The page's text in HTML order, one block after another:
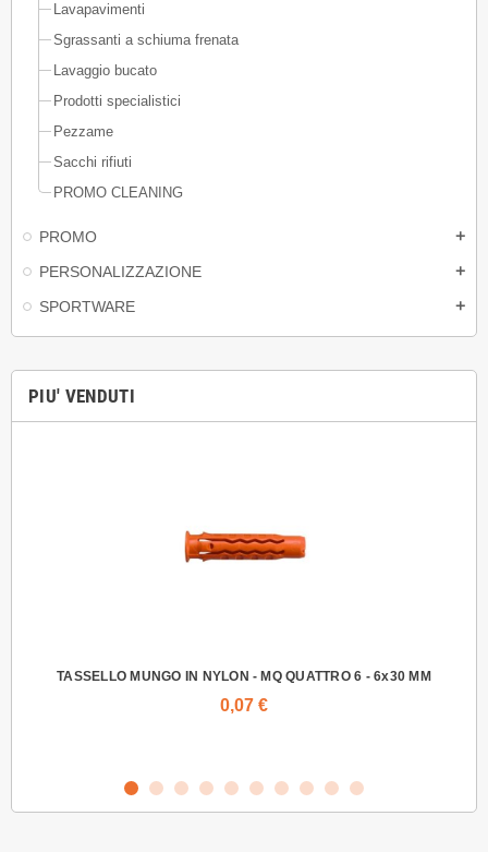
Lavapavimenti
Sgrassanti a schiuma frenata
Lavaggio bucato
Prodotti specialistici
Pezzame
Sacchi rifiuti
PROMO CLEANING
PROMO add
PERSONALIZZAZIONE add
SPORTWARE add
PIU' VENDUTI
TASSELLO MUNGO IN NYLON - MQ QUATTRO 6 - 6x30 MM
0,07 €